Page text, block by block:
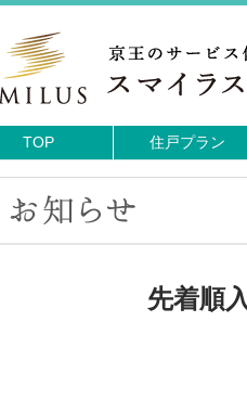
TOP 住戸プラン
先着順